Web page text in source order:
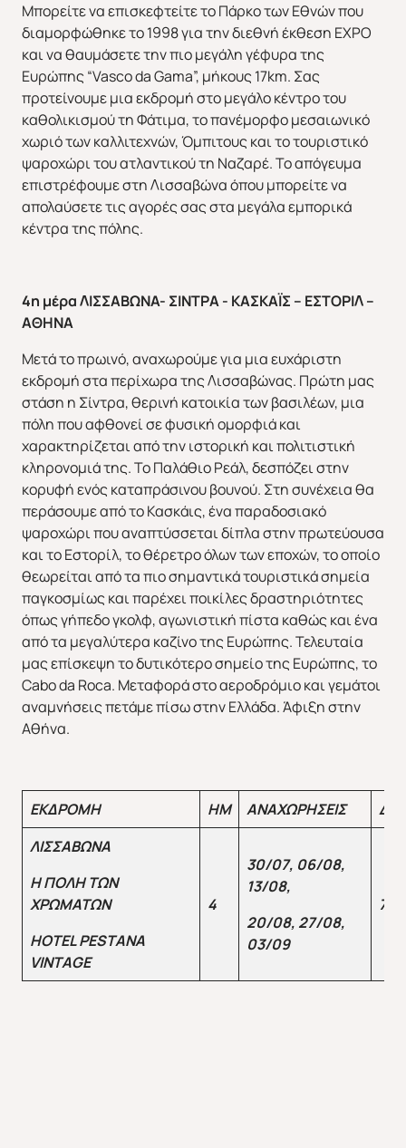
Χριστούγεννα & Πρωτοχρονιά Χειμώνας 2026/2027
Μπορείτε να επισκεφτείτε το Πάρκο των Εθνών που
διαμορφώθηκε το 1998 για την διεθνή έκθεση EXPO
και να θαυμάσετε την πιο μεγάλη γέφυρα της
Ευρώπης “Vasco da Gama”, μήκους 17km. Σας
προτείνουμε μια εκδρομή στο μεγάλο κέντρο του
καθολικισμού τη Φάτιμα, το πανέμορφο μεσαιωνικό
χωριό των καλλιτεχνών, Όμπιτους και το τουριστικό
ψαροχώρι του ατλαντικού τη Ναζαρέ. Το απόγευμα
επιστρέφουμε στη Λισσαβώνα όπου μπορείτε να
απολαύσετε τις αγορές σας στα μεγάλα εμπορικά
κέντρα της πόλης.
4η μέρα ΛΙΣΣΑΒΩΝΑ- ΣΙΝΤΡΑ - ΚΑΣΚΑΪΣ – ΕΣΤΟΡΙΛ –
ΑΘΗΝΑ
Μετά το πρωινό, αναχωρούμε για μια ευχάριστη
εκδρομή στα περίχωρα της Λισσαβώνας. Πρώτη μας
στάση η Σίντρα, θερινή κατοικία των βασιλέων, μια
πόλη που αφθονεί σε φυσική ομορφιά και
χαρακτηρίζεται από την ιστορική και πολιτιστική
κληρονομιά της. Το Παλάθιο Ρεάλ, δεσπόζει στην
κορυφή ενός καταπράσινου βουνού. Στη συνέχεια θα
περάσουμε από το Κασκάις, ένα παραδοσιακό
ψαροχώρι που αναπτύσσεται δίπλα στην πρωτεύουσα
και το Εστορίλ, το θέρετρο όλων των εποχών, το οποίο
θεωρείται από τα πιο σημαντικά τουριστικά σημεία
παγκοσμίως και παρέχει ποικίλες δραστηριότητες
όπως γήπεδο γκολφ, αγωνιστική πίστα καθώς και ένα
από τα μεγαλύτερα καζίνο της Ευρώπης. Τελευταία
μας επίσκεψη το δυτικότερο σημείο της Ευρώπης, το
Cabo da Roca. Μεταφορά στο αεροδρόμιο και γεμάτοι
αναμνήσεις πετάμε πίσω στην Ελλάδα. Άφιξη στην
Αθήνα.
ΕΚΔΡΟΜΗ ΗΜ ΑΝΑΧΩΡΗΣΕΙΣ
ΛΙΣΣΑΒΩΝΑ
ΗΠΟΛΗ ΤΩΝ
ΧΡΩΜΑΤΩΝ
HOTEL PESTANA
VINTAGE
4
30/07, 06/08,
13/08,
20/08, 27/08,
03/09